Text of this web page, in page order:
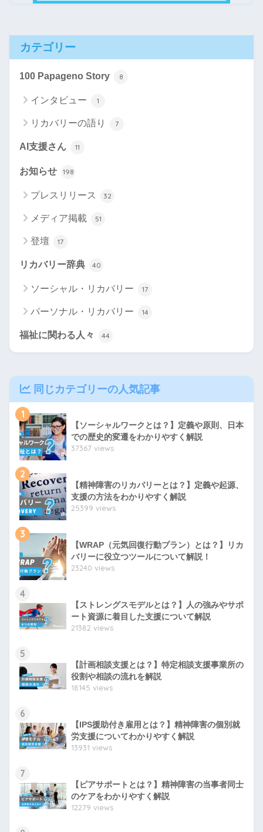
カテゴリー
100 Papageno Story 8
インタビュー 1
リカバリーの語り 7
AI支援さん 11
お知らせ 198
プレスリリース 32
メディア掲載 51
登壇 17
リカバリー辞典 40
ソーシャル・リカバリー 17
パーソナル・リカバリー 14
福祉に関わる人々 44
同じカテゴリーの人気記事
1
【ソーシャルワークとは？】定義や原則、日本
での歴史的変遷をわかりやすく解説
37367 views
2
【精神障害のリカバリーとは？】定義や起源、
支援の方法をわかりやすく解説
25399 views
3
【WRAP（元気回復行動プラン）とは？】リカ
バリーに役立つツールについて解説！
23240 views
4
【ストレングスモデルとは？】人の強みやサポ
ート資源に着目した支援について解説
21382 views
5
【計画相談支援とは？】特定相談支援事業所の
役割や相談の流れを解説
18145 views
6
【IPS援助付き雇用とは？】精神障害の個別就
労支援についてわかりやすく解説
13931 views
7
【ピアサポートとは？】精神障害の当事者同士
のケアをわかりやすく解説
12279 views